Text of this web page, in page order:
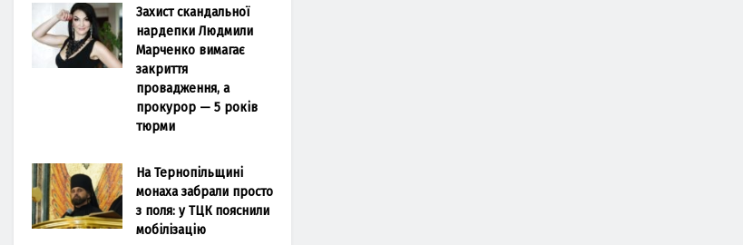
Захист скандальної
нардепки Людмили
Марченко вимагає
закриття
провадження, а
прокурор — 5 років
тюрми
На Тернопільщині
монаха забрали просто
з поля: у ТЦК пояснили
мобілізацію